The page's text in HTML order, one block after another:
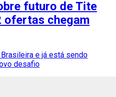
futuro de Tite
ofertas chegam
e já está sendo
desafio